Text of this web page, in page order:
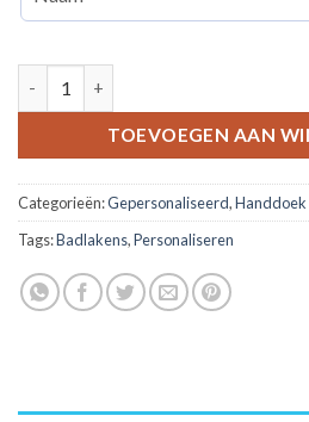
TOEVOEGEN AAN
Categorieën:Gepersonaliseerd,Handdoek
Tags:Badlakens,Personaliseren